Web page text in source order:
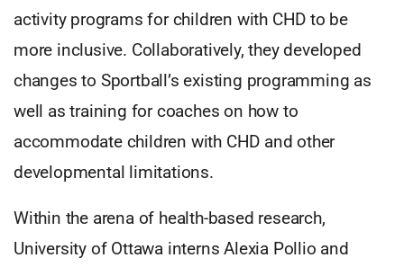
activity programs for children with CHD to be
more inclusive. Collaboratively, they developed
changes to Sportball’s existing programming as
well as training for coaches on how to
accommodate children with CHD and other
developmental limitations.
Within the arena of health-based research,
University of Ottawa interns Alexia Pollio and